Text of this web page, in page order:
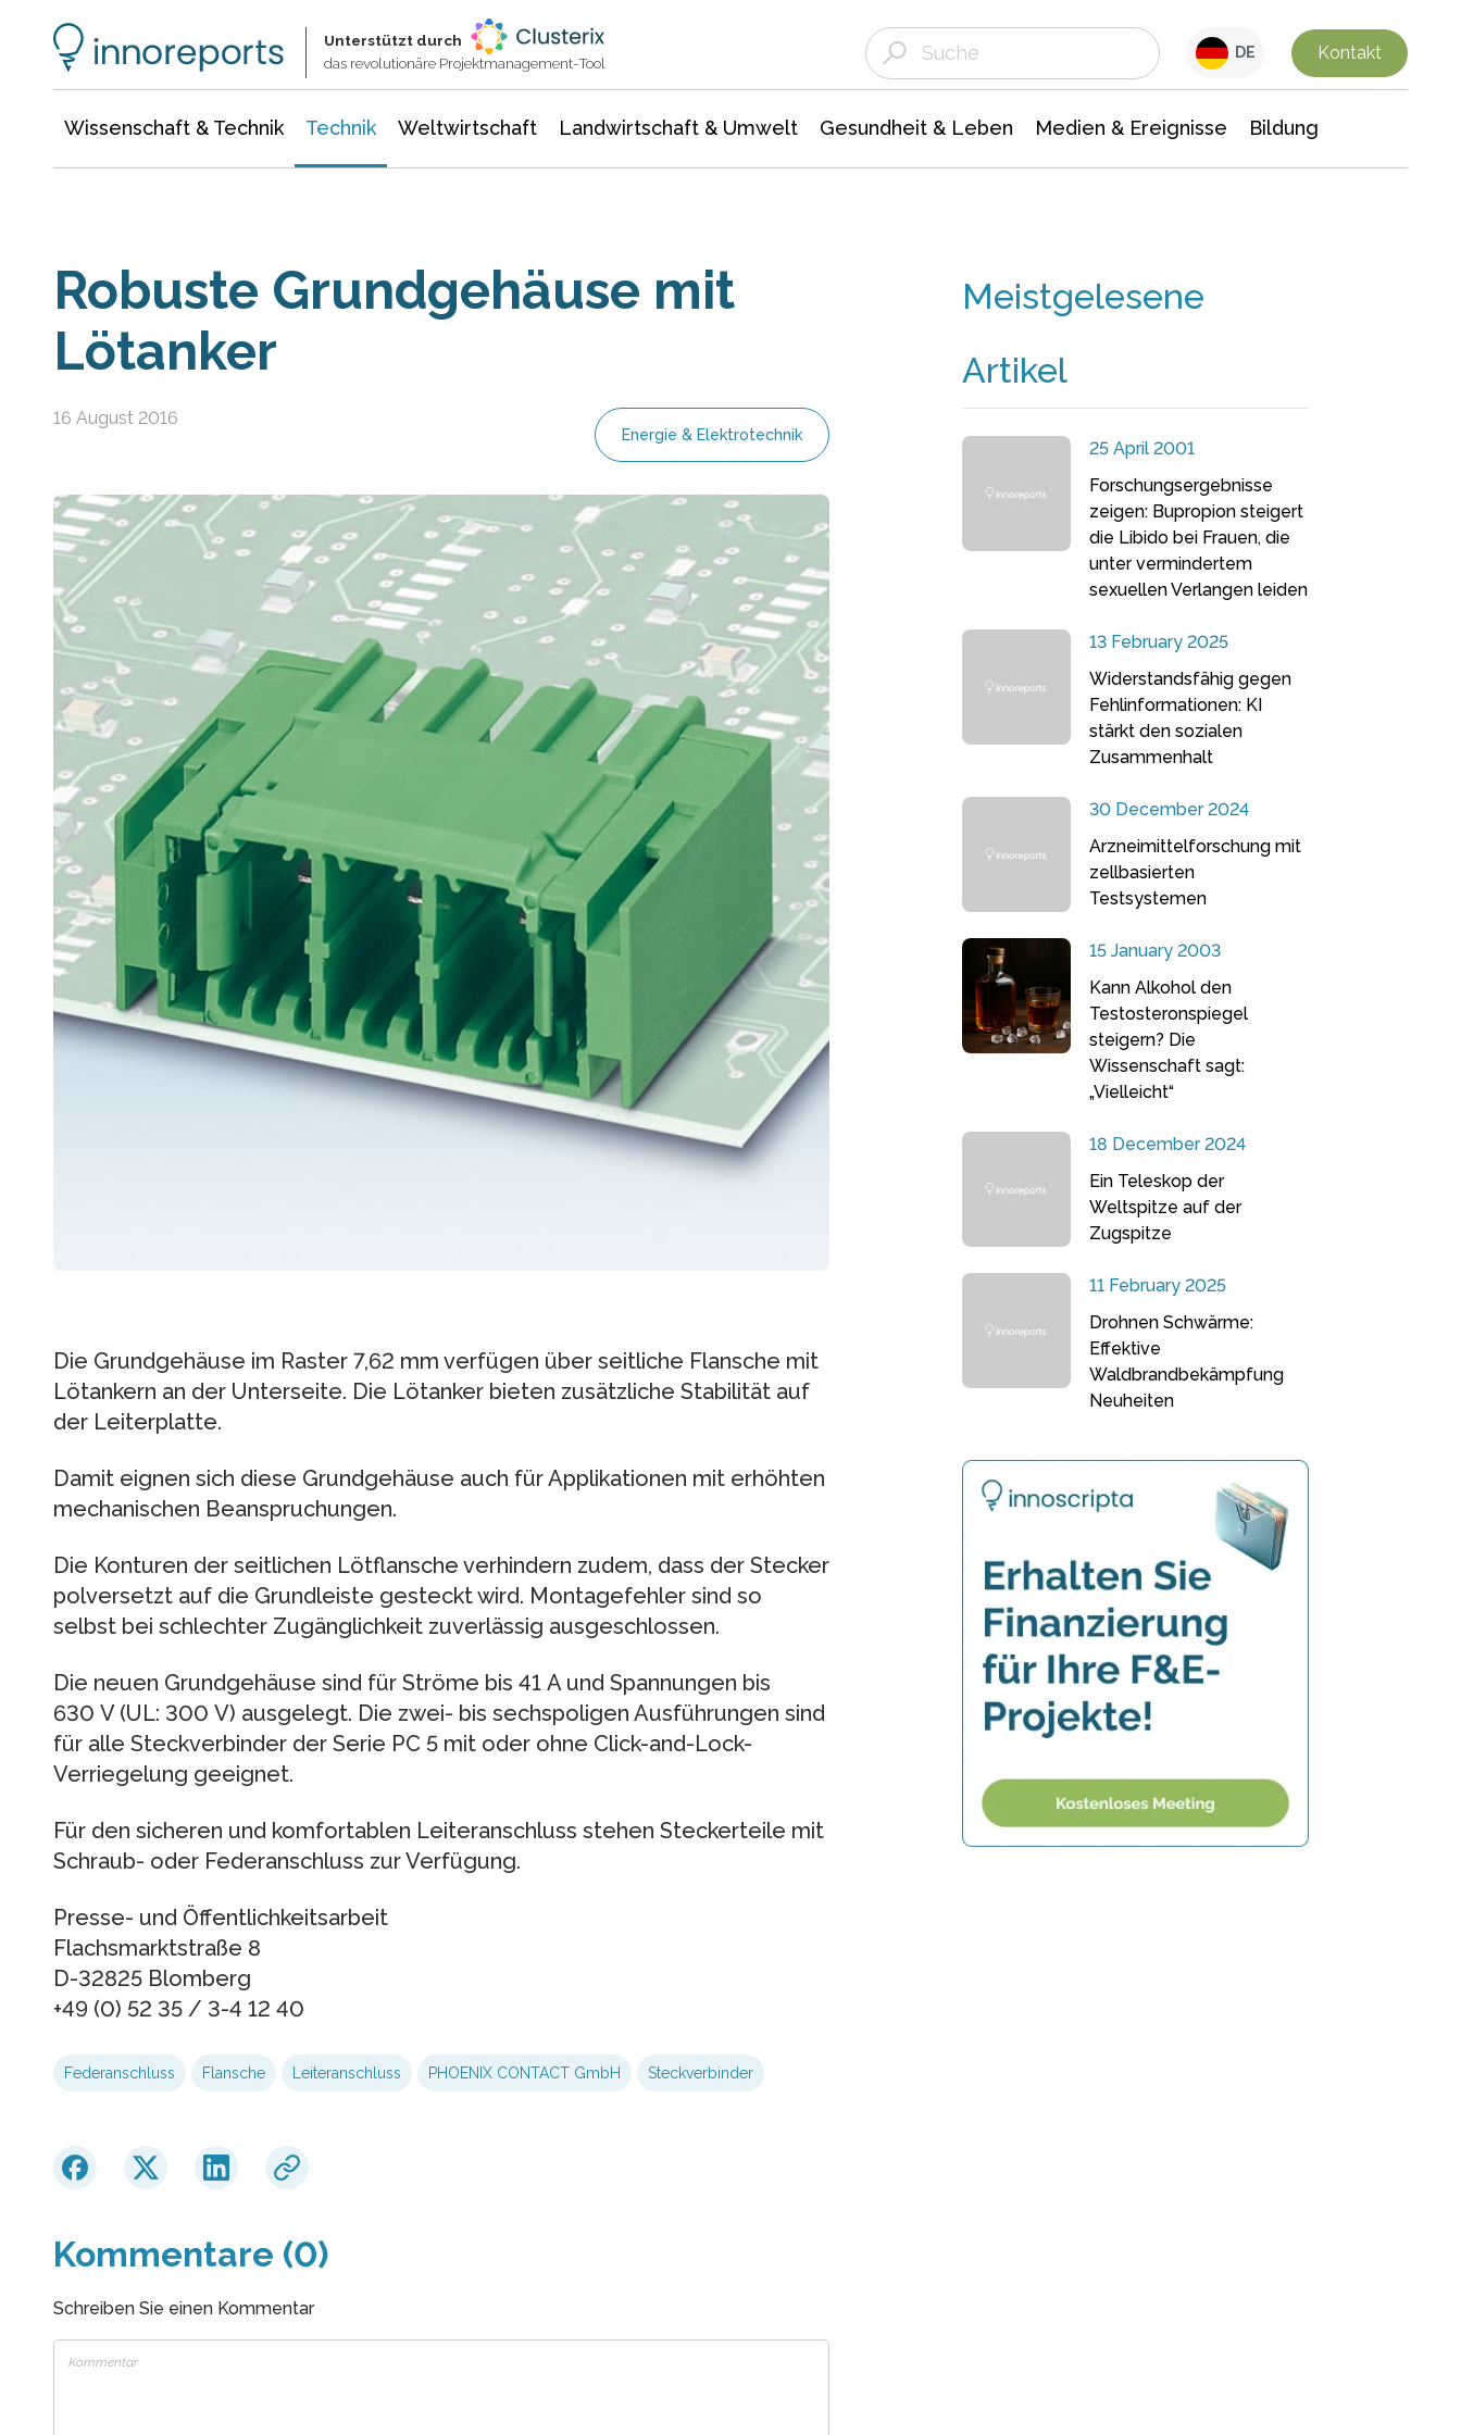
Unterstützt durch
das revolutionäre Projektmanagement-Tool
DE Kontakt
Wissenschaft & Technik Technik Weltwirtschaft Landwirtschaft & Umwelt Gesundheit & Leben Medien & Ereignisse Bildung
Robuste Grundgehäuse mit
Lötanker
16 August 2016
Energie & Elektrotechnik
Die Grundgehäuse im Raster 7,62 mm verfügen über seitliche Flansche mit
Lötankern an der Unterseite. Die Lötanker bieten zusätzliche Stabilität auf
der Leiterplatte.
Damit eignen sich diese Grundgehäuse auch für Applikationen mit erhöhten
mechanischen Beanspruchungen.
Die Konturen der seitlichen Lötflansche verhindern zudem, dass der Stecker
polversetzt auf die Grundleiste gesteckt wird. Montagefehler sind so
selbst bei schlechter Zugänglichkeit zuverlässig ausgeschlossen.
Die neuen Grundgehäuse sind für Ströme bis 41 A und Spannungen bis
630 V (UL: 300 V) ausgelegt. Die zwei- bis sechspoligen Ausführungen sind
für alle Steckverbinder der Serie PC 5 mit oder ohne Click-and-Lock-
Verriegelung geeignet.
Für den sicheren und komfortablen Leiteranschluss stehen Steckerteile mit
Schraub- oder Federanschluss zur Verfügung.
Presse- und Öffentlichkeitsarbeit
Flachsmarktstraße 8
D-32825 Blomberg
+49 (0) 52 35 / 3-4 12 40
Federanschluss Flansche Leiteranschluss PHOENIX CONTACT GmbH Steckverbinder
Kommentare (0)
Schreiben Sie einen Kommentar
Meistgelesene
Artikel
25 April 2001
Forschungsergebnisse
zeigen: Bupropion steigert
die Libido bei Frauen, die
unter vermindertem
sexuellen Verlangen leiden
13 February 2025
Widerstandsfähig gegen
Fehlinformationen: KI
stärkt den sozialen
Zusammenhalt
30 December 2024
Arzneimittelforschung mit
zellbasierten
Testsystemen
15 January 2003
Kann Alkohol den
Testosteronspiegel
steigern? Die
Wissenschaft sagt:
„Vielleicht“
18 December 2024
Ein Teleskop der
Weltspitze auf der
Zugspitze
11 February 2025
Drohnen Schwärme:
Effektive
Waldbrandbekämpfung
Neuheiten